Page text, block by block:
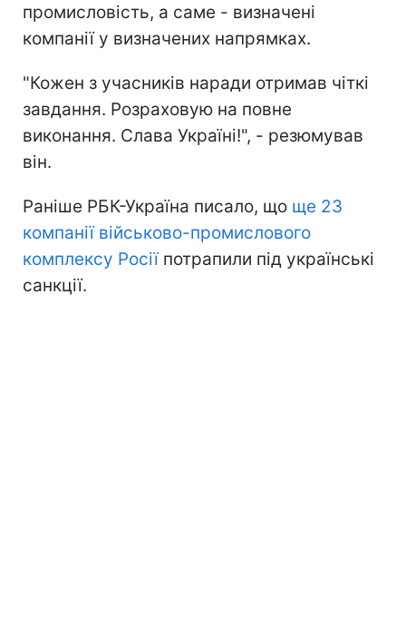
промисловість, а саме - визначені
компанії у визначених напрямках.
"Кожен з учасників наради отримав чіткі
завдання. Розраховую на повне
виконання. Слава Україні!", - резюмував
він.
Раніше РБК-Україна писало, що ще 23
компанії військово-промислового
комплексу Росіїпотрапили під українські
санкції.